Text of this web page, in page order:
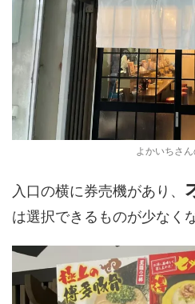
よかいちさ
入口の横に券売機があり、
は選択できるものが少なく